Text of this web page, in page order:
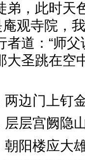
弟，此时天
观寺院，
者道：“师
大圣跳在空
，两边门
层层宫
朝阳楼